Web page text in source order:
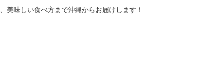
美味しい食べ方まで沖縄からお届けします！